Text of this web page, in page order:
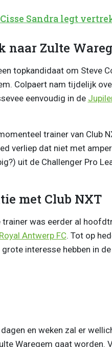
Cisse Sandra legt
naar Zulte
topkandidaat om Steve
Colpaert nam tijdelijk
eenvoudig in de
trainer van Club
verliep dat niet met
uit de Challenger Pro
met Club NXT
trainer was eerder al
Royal Antwerp FC. Tot op
interesse hebben in
en weken zal er
Waregem gaat worden.